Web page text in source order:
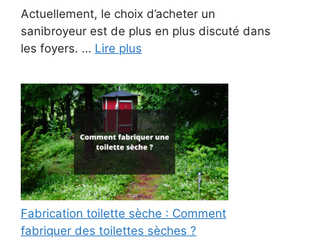
Actuellement, le choix d’acheter un
sanibroyeur est de plus en plus discuté dans
les foyers. … Lire plus
Fabrication toilette sèche : Comment
fabriquer des toilettes sèches ?